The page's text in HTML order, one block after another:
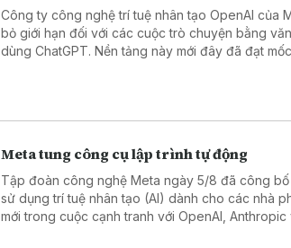
Công ty công nghệ trí tuệ nhân tạo OpenAI của
bỏ giới hạn đối với các cuộc trò chuyện bằng
dùng ChatGPT. Nền tảng này mới đây đã
Meta tung công cụ lập trình tự động
Tập đoàn công nghệ Meta ngày 5/8 đã công
sử dụng trí tuệ nhân tạo (AI) dành cho các nhà
mới trong cuộc cạnh tranh với OpenAI, Anthropic